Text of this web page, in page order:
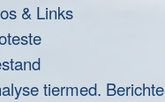
& Links
tiermed. Berichte